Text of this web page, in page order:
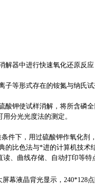
解器中进行快速氧化还原反
子等形式存在的铵氮与纳氏
酸钾使试样消解，将所含磷
分光光度法的测定。
件下，用过硫酸钾作氧化剂
的比色法与*进的计算机技术
读、曲线存储、自动打印等
幕液晶背光显示，240*128